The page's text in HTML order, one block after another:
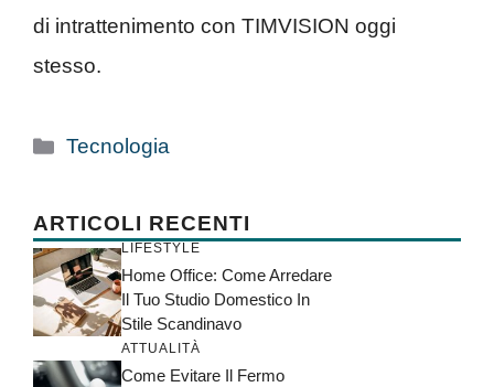
di intrattenimento con TIMVISION oggi
stesso.
Categorie
Tecnologia
ARTICOLI RECENTI
LIFESTYLE
Home Office: Come Arredare
Il Tuo Studio Domestico In
Stile Scandinavo
ATTUALITÀ
Come Evitare Il Fermo